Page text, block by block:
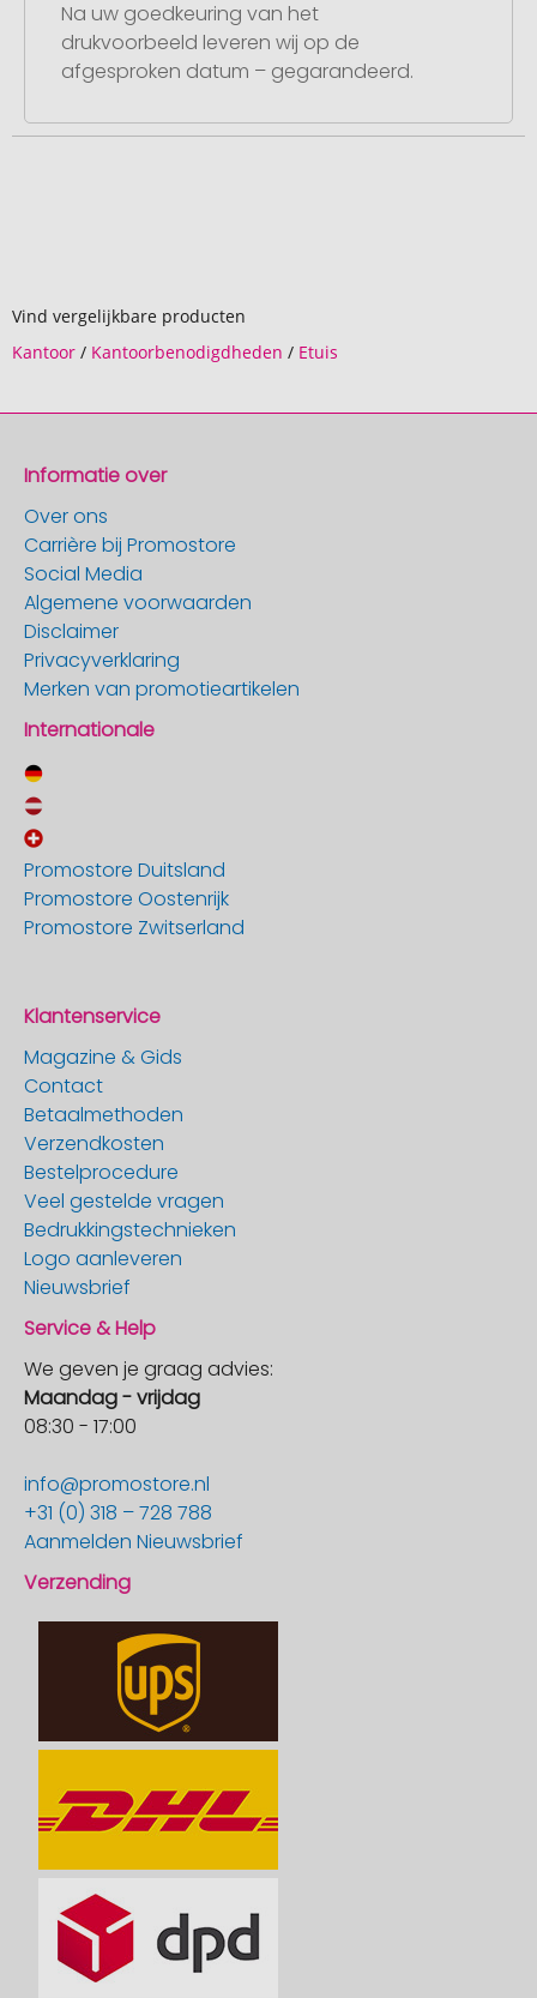
Na uw goedkeuring van het
drukvoorbeeld leveren wij op de
afgesproken datum – gegarandeerd.
Vind vergelijkbare producten
Kantoor / Kantoorbenodigdheden / Etuis
Informatie over
Over ons
Carrière bij Promostore
Social Media
Algemene voorwaarden
Disclaimer
Privacyverklaring
Merken van promotieartikelen
Internationale
Promostore Duitsland
Promostore Oostenrijk
Promostore Zwitserland
Klantenservice
Magazine & Gids
Contact
Betaalmethoden
Verzendkosten
Bestelprocedure
Veel gestelde vragen
Bedrukkingstechnieken
Logo aanleveren
Nieuwsbrief
Service & Help
We geven je graag advies:
Maandag - vrijdag
08:30 - 17:00
info@promostore.nl
+31 (0) 318 – 728 788
Aanmelden Nieuwsbrief
Verzending